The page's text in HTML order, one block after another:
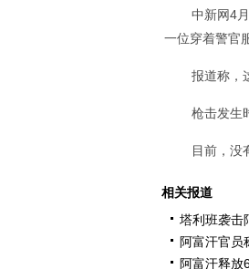
中新网4
一位穿着警官
报道称，
枪击发生
目前，没
相关报道
塔利班袭击
阿富汗官员
阿富汗释放